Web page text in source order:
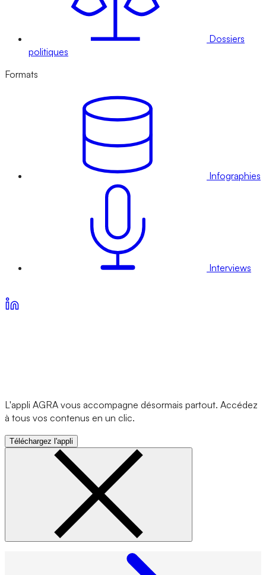
Dossiers
politiques
Formats
Infographies
Interviews
L'appli AGRA vous accompagne désormais partout. Accédez
à tous vos contenus en un clic.
Téléchargez l'appli